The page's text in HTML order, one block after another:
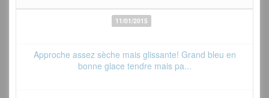
11/01/2015
Approche assez sèche mais glissante! Grand bleu en
bonne glace tendre mais pa...